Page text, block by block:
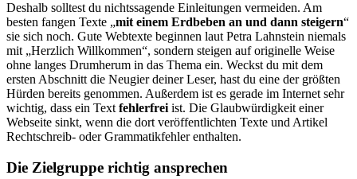
Deshalb solltest du nichtssagende Einleitungen vermeiden. Am
besten fangen Texte „mit einem Erdbeben an und dann steigern“
sie sich noch. Gute Webtexte beginnen laut Petra Lahnstein niemals
mit „Herzlich Willkommen“, sondern steigen auf originelle Weise
ohne langes Drumherum in das Thema ein. Weckst du mit dem
ersten Abschnitt die Neugier deiner Leser, hast du eine der größten
Hürden bereits genommen. Außerdem ist es gerade im Internet sehr
wichtig, dass ein Text fehlerfrei ist. Die Glaubwürdigkeit einer
Webseite sinkt, wenn die dort veröffentlichten Texte und Artikel
Rechtschreib- oder Grammatikfehler enthalten.
Die Zielgruppe richtig ansprechen